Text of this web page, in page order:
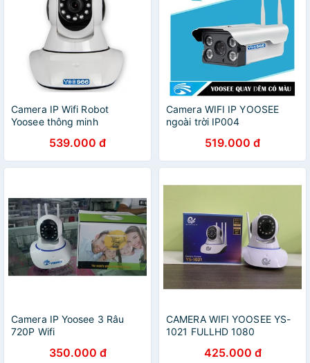
Camera IP Wifi Robot
Yoosee thông minh
539.000 đ
Camera WIFI IP YOOSEE
ngoài trời IP004
519.000 đ
Camera IP Yoosee 3 Râu
720P Wifi
350.000 đ
CAMERA WIFI YOOSEE YS-
1021 FULLHD 1080
425.000 đ